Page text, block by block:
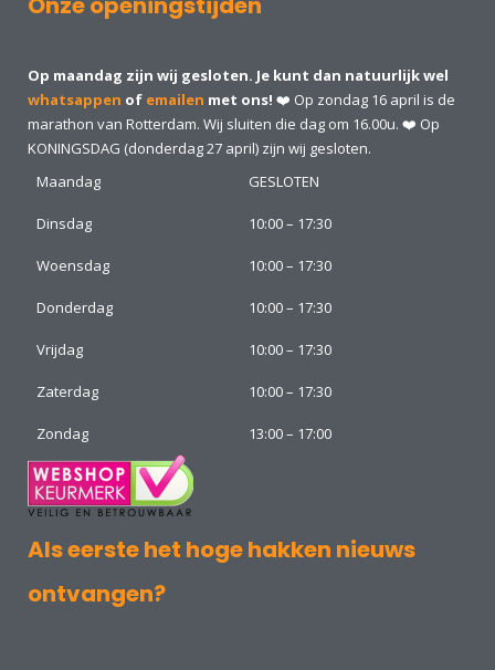
Op maandag zijn wij gesloten. Je kunt dan natuurlijk wel
whatsappen of emailen met ons! ❤️ Op zondag 16 april is de
marathon van Rotterdam. Wij sluiten die dag om 16.00u. ❤️ Op
KONINGSDAG (donderdag 27 april) zijn wij gesloten.
Maandag
GESLOTEN
Dinsdag 10:00 – 17:30
Woensdag 10:00 – 17:30
Donderdag 10:00 – 17:30
Vrijdag 10:00 – 17:30
Zaterdag 10:00 – 17:30
Zondag 13:00 – 17:00
Als eerste het hoge hakken nieuws
ontvangen?